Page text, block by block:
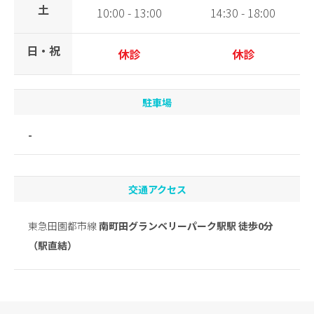
土 10:00 - 13:00 14:30 - 18:00
日・祝 休診 休診
駐車場
-
交通アクセス
東急田園都市線南町田グランベリーパーク駅駅 徒歩0分
（駅直結）